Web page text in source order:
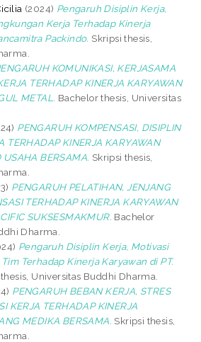
(2024) Pengaruh Disiplin Kerja,
Kerja Terhadap Kinerja
Packindo. Skripsi thesis,
KOMUNIKASI, KERJASAMA
TERHADAP KINERJA KARYAWAN
METAL. Bachelor thesis, Universitas
PENGARUH KOMPENSASI, DISIPLIN
TERHADAP KINERJA KARYAWAN
USAHA BERSAMA. Skripsi thesis,
PENGARUH PELATIHAN, JENJANG
TERHADAP KINERJA KARYAWAN
SUKSESMAKMUR. Bachelor
Dharma.
Pengaruh Disiplin Kerja, Motivasi
Terhadap Kinerja Karyawan di PT.
Universitas Buddhi Dharma.
PENGARUH BEBAN KERJA, STRES
KERJA TERHADAP KINERJA
MEDIKA BERSAMA. Skripsi thesis,